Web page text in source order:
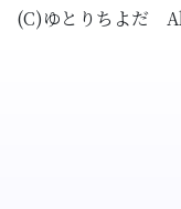
(C)ゆとりちよだ